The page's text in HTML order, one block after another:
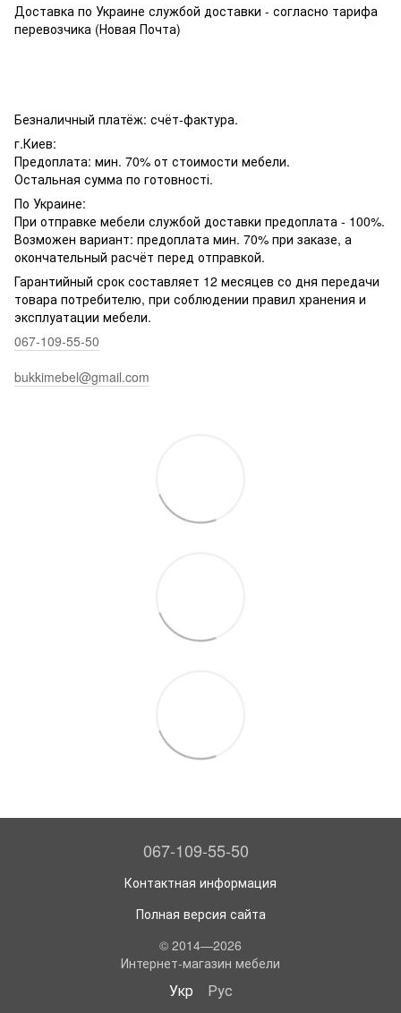
Доставка по Украине службой доставки - согласно тарифа
перевозчика (Новая Почта)
Безналичный платёж: счёт-фактура.
г.Киев:
Предоплата: мин. 70% от стоимости мебели.
Остальная сумма по готовності.
По Украине:
При отправке мебели службой доставки предоплата - 100%.
Возможен вариант: предоплата мин. 70% при заказе, а
окончательный расчёт перед отправкой.
Гарантийный срок составляет 12 месяцев со дня передачи
товара потребителю, при соблюдении правил хранения и
эксплуатации мебели.
067-109-55-50
bukkimebel@gmail.com
067-109-55-50
Контактная информация
Полная версия сайта
© 2014—2026
Интернет-магазин мебели
Укр Рус